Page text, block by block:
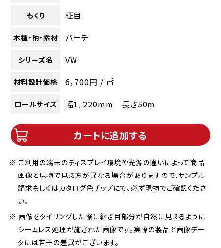
もくり 柾目
木種・柄・素材 バーチ
シリーズ名 VW
材料設計価格 6，700円 / ㎡
ロールサイズ 幅1，220mm 長さ50m
カートに追加する
※ ご利用の端末のディスプレイ環境や光源の違いによって商品
画像と現物で見え方が異なる場合がありますので、サンプル
請求もしくはカタログ色チップにて、必ず現物でご確認くださ
い。
※ 画像をタイリングした際に継ぎ目部分が自然に見えるように
シームレス処理が施された画像です。実際の製品と画像デー
タには若干の差異がございます。